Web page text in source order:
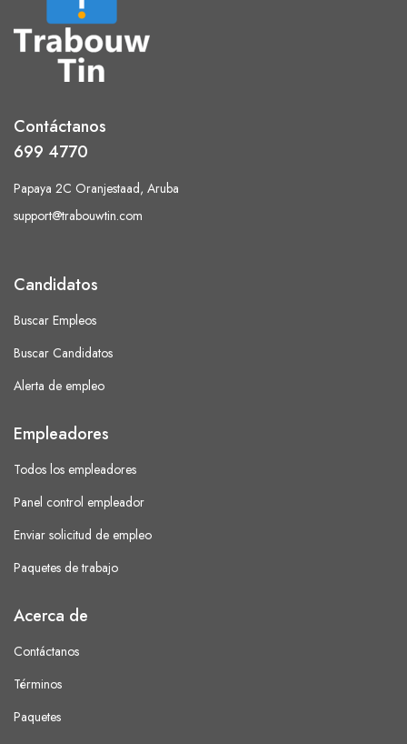
Contáctanos
699 4770
Papaya 2C Oranjestaad, Aruba
support@trabouwtin.com
Candidatos
Buscar Empleos
Buscar Candidatos
Alerta de empleo
Empleadores
Todos los empleadores
Panel control empleador
Enviar solicitud de empleo
Paquetes de trabajo
Acerca de
Contáctanos
Términos
Paquetes